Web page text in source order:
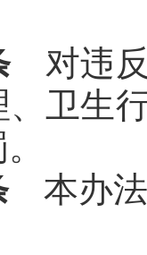
对违
、卫生
本办